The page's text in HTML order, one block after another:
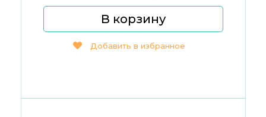
В корзину
Добавить в избранное